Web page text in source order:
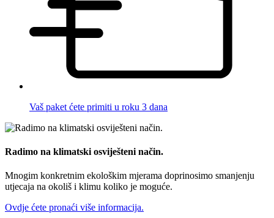
Vaš paket ćete primiti u roku 3 dana
Radimo na klimatski osviješteni način.
Mnogim konkretnim ekološkim mjerama doprinosimo smanjenju
utjecaja na okoliš i klimu koliko je moguće.
Ovdje ćete pronaći više informacija.